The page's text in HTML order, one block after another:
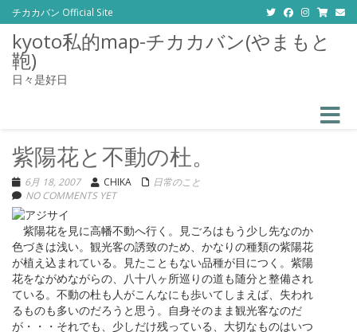
チカカバン Official Site
kyoto私的map-チカカバン(やまもと
鞄)
日々是好日
紫陽花と不動の杜。
6月 18, 2007 CHIKA
日常のこと
NO COMMENTS YET
紫陽花を見に高幡不動へ行く。見ごろはもう少し先なのか
色づきは浅い。観光客の誘致のため、かなりの種類の紫陽花
が植え込まれている。見たこともない品種が目につく。紫陽
花をながめながらの、八十八ヶ所巡りの道も随分と整備され
ている。不動の杜も人がこんなにも歩いてしまえば、失われ
るものも多いのだろうと思う。自身そのまま観光客なのだ
が・・・それでも、少しだけ残っている、大切なものはいつ